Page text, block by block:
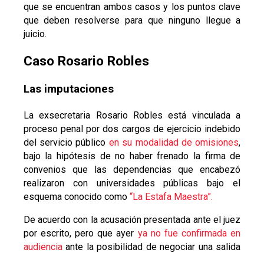
que se encuentran ambos casos y los puntos clave
que deben resolverse para que ninguno llegue a
juicio.
Caso Rosario Robles
Las imputaciones
La exsecretaria Rosario Robles está vinculada a
proceso penal por dos cargos de ejercicio indebido
del servicio público en su modalidad de omisiones,
bajo la hipótesis de no haber frenado la firma de
convenios que las dependencias que encabezó
realizaron con universidades públicas bajo el
esquema conocido como “La Estafa Maestra”.
De acuerdo con la acusación presentada ante el juez
por escrito, pero que ayer ya no fue confirmada en
audienciaante la posibilidad de negociar una salida